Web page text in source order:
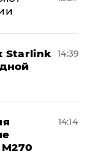
Starlink 14:39
14:14